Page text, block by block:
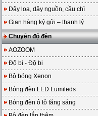
Dây loa, dây nguồn, cầu chì
Gian hàng ký gửi – thanh lý
Chuyên độ đèn
AOZOOM
Độ bi - Độ bi
Bộ bóng Xenon
Bóng đèn LED Lumileds
Bóng đèn ô tô tăng sáng